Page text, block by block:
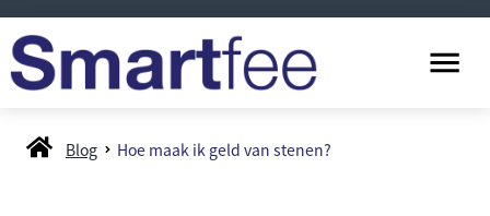
Blog Hoe maak ik geld van stenen?